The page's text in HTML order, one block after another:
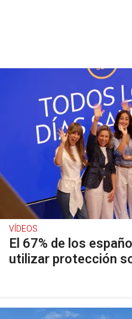
VÍDEOS
El 67% de los
utilizar protección